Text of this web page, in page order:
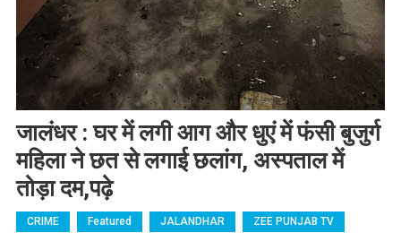
जालंधर : घर में लगी आग और धुएं में फंसी बुजुर्ग
महिला ने छत से लगाई छलांग, अस्पताल में
तोड़ा दम,पढ़े
CRIME Featured JALANDHAR ZEE PUNJAB TV